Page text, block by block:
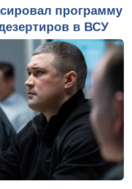
программу
в ВСУ